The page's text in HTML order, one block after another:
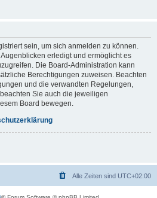
sein, um sich anmelden zu können.
erledigt und ermöglicht es
Die Board-Administration kann
Berechtigungen zuweisen. Beachten
und die verwandten Regelungen,
Sie auch die jeweiligen
Board bewegen.
Alle Zeiten sind UTC+02:00